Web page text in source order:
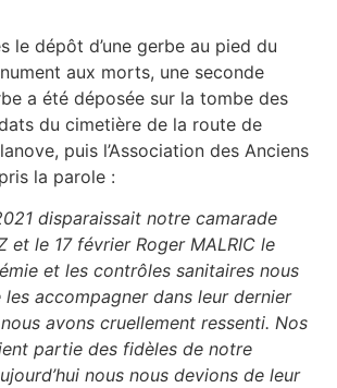
le dépôt d’une gerbe au pied du
aux morts, une seconde
a été déposée sur la tombe des
du cimetière de la route de
puis l’Association des Anciens
la parole :
disparaissait notre camarade
et le 17 février Roger MALRIC le
et les contrôles sanitaires nous
accompagner dans leur dernier
avons cruellement ressenti. Nos
partie des fidèles de notre
nous nous devions de leur